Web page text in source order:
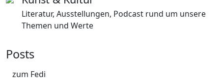
Literatur, Ausstellungen, Podcast rund um unsere
Themen und Werte
Posts
zum Fedi